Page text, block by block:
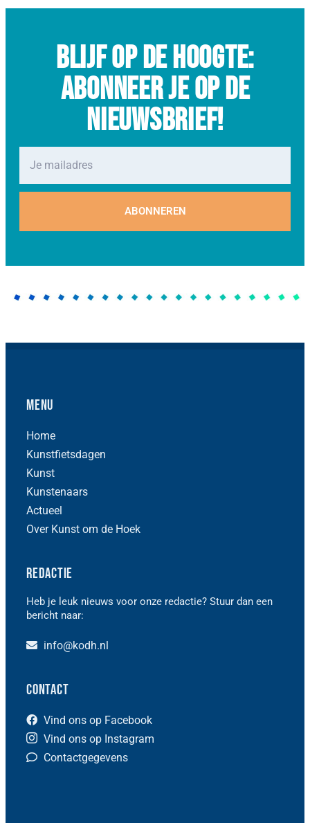
Blijf op de hoogte:
abonneer je op de
nieuwsbrief!
ABONNEREN
Menu
Home
Kunstfietsdagen
Kunst
Kunstenaars
Actueel
Over Kunst om de Hoek
Redactie
Heb je leuk nieuws voor onze redactie? Stuur dan een
bericht naar:
info@kodh.nl
Contact
Vind ons op Facebook
Vind ons op Instagram
Contactgegevens